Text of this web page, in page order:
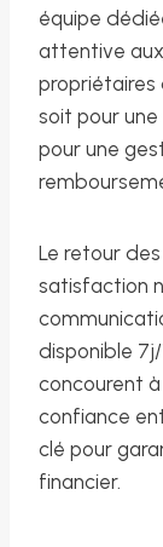
équipe
attentive
propriétaires
soit pour
pour une
Le retour
satisfaction
disponible
concourent
confiance
clé pour
financier.